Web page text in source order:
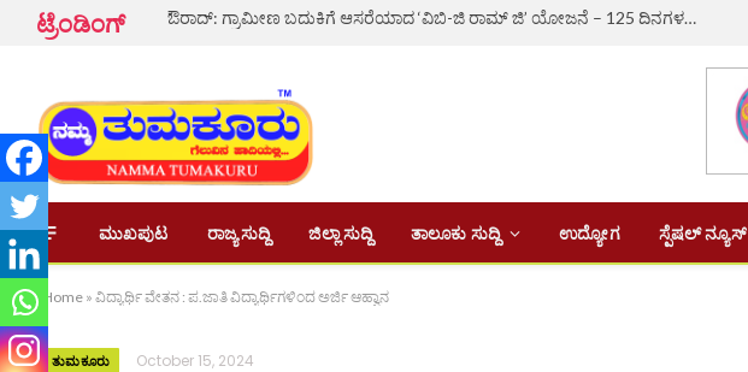
ಟ್ರೆಂಡಿಂಗ್ ಔರಾದ್: ಗ್ರಾಮೀಣ ಬದುಕಿಗೆ ಆಸರೆಯಾದ ‘ವಿಬಿ-ಜಿ ರಾಮ್ ಜಿ’ ಯೋಜನೆ – 125 ದಿನಗಳ ಉದ್ಯೋಗ, ದಿನಗೂಲಿ ₹382ಕ್ಕೆ ಏರಿಕೆ
ಮುಖಪುಟ ರಾಜ್ಯ ಸುದ್ದಿ ಜಿಲ್ಲಾ ಸುದ್ದಿ ತಾಲೂಕು ಸುದ್ದಿ ಉದ್ಯೋಗ ಸ್ಪೆಷಲ್ ನ್ಯೂಸ್
Home » ವಿದ್ಯಾರ್ಥಿ ವೇತನ : ಪ.ಜಾತಿ ವಿದ್ಯಾರ್ಥಿಗಳಿಂದ ಅರ್ಜಿ ಆಹ್ವಾನ
ತುಮಕೂರು October 15, 2024